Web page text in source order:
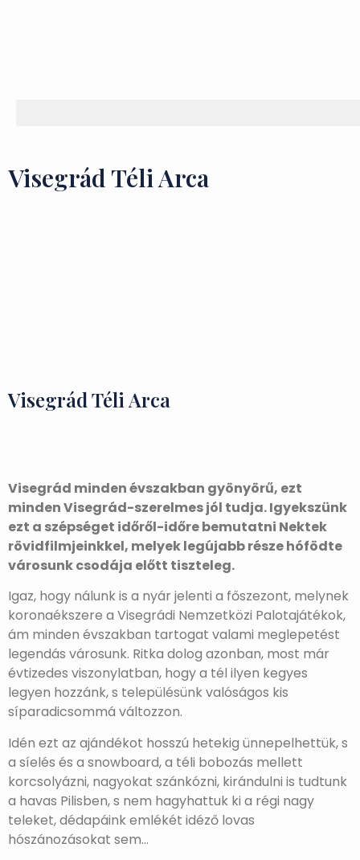
Visegrád Téli Arca
Visegrád Téli Arca
Visegrád minden évszakban gyönyörű, ezt
minden Visegrád-szerelmes jól tudja. Igyekszünk
ezt a szépséget időről-időre bemutatni Nektek
rövidfilmjeinkkel, melyek legújabb része hófödte
városunk csodája előtt tiszteleg.
Igaz, hogy nálunk is a nyár jelenti a főszezont, melynek
koronaékszere a Visegrádi Nemzetközi Palotajátékok,
ám minden évszakban tartogat valami meglepetést
legendás városunk. Ritka dolog azonban, most már
évtizedes viszonylatban, hogy a tél ilyen kegyes
legyen hozzánk, s településünk valóságos kis
síparadicsommá változzon.
Idén ezt az ajándékot hosszú hetekig ünnepelhettük, s
a síelés és a snowboard, a téli bobozás mellett
korcsolyázni, nagyokat szánkózni, kirándulni is tudtunk
a havas Pilisben, s nem hagyhattuk ki a régi nagy
teleket, dédapáink emlékét idéző lovas
hószánozásokat sem…